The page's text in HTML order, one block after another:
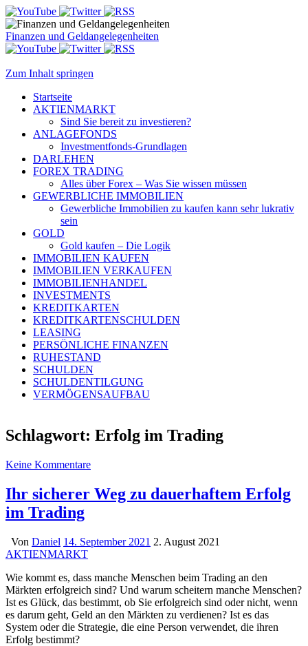
Finanzen und Geldangelegenheiten
Zum Inhalt springen
Startseite
AKTIENMARKT
Sind Sie bereit zu investieren?
ANLAGEFONDS
Investmentfonds-Grundlagen
DARLEHEN
FOREX TRADING
Alles über Forex – Was Sie wissen müssen
GEWERBLICHE IMMOBILIEN
Gewerbliche Immobilien zu kaufen kann sehr lukrativ
sein
GOLD
Gold kaufen – Die Logik
IMMOBILIEN KAUFEN
IMMOBILIEN VERKAUFEN
IMMOBILIENHANDEL
INVESTMENTS
KREDITKARTEN
KREDITKARTENSCHULDEN
LEASING
PERSÖNLICHE FINANZEN
RUHESTAND
SCHULDEN
SCHULDENTILGUNG
VERMÖGENSAUFBAU
Schlagwort: Erfolg im Trading
Keine Kommentare
Ihr sicherer Weg zu dauerhaftem Erfolg
im Trading
Von Daniel 14. September 2021 2. August 2021
AKTIENMARKT
Wie kommt es, dass manche Menschen beim Trading an den
Märkten erfolgreich sind? Und warum scheitern manche Menschen?
Ist es Glück, das bestimmt, ob Sie erfolgreich sind oder nicht, wenn
es darum geht, Geld an den Märkten zu verdienen? Ist es das
System oder die Strategie, die eine Person verwendet, die ihren
Erfolg bestimmt?